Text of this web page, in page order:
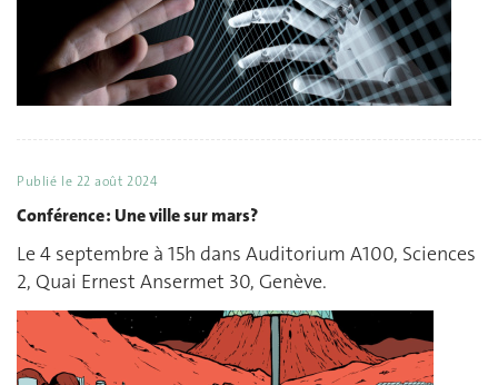
Publié le 22 août 2024
Conférence : Une ville sur mars?
Le 4 septembre à 15h dans Auditorium A100, Sciences
2, Quai Ernest Ansermet 30, Genève.